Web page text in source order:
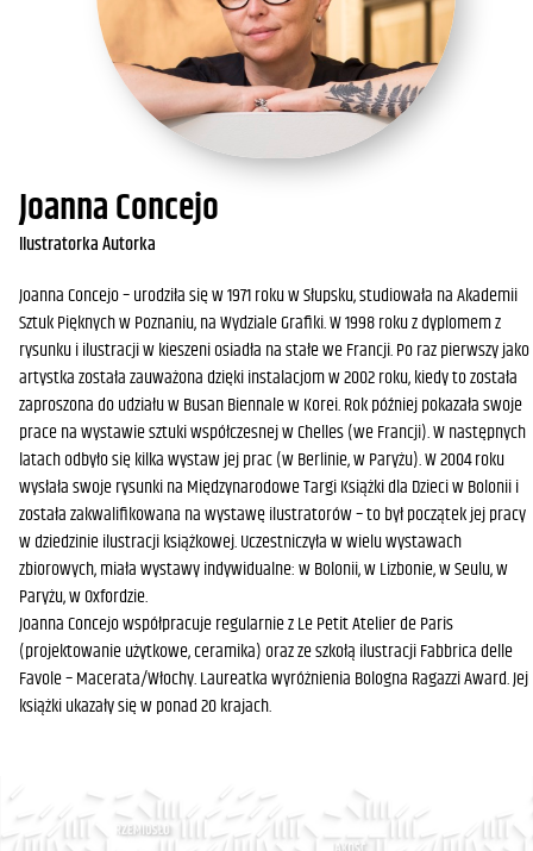
Joanna Concejo
Ilustratorka Autorka
Joanna Concejo – urodziła się w 1971 roku w Słupsku, studiowała na Akademii
Sztuk Pięknych w Poznaniu, na Wydziale Grafiki. W 1998 roku z dyplomem z
rysunku i ilustracji w kieszeni osiadła na stałe we Francji. Po raz pierwszy jako
artystka została zauważona dzięki instalacjom w 2002 roku, kiedy to została
zaproszona do udziału w Busan Biennale w Korei. Rok później pokazała swoje
prace na wystawie sztuki współczesnej w Chelles (we Francji). W następnych
latach odbyło się kilka wystaw jej prac (w Berlinie, w Paryżu). W 2004 roku
wysłała swoje rysunki na Międzynarodowe Targi Książki dla Dzieci w Bolonii i
została zakwalifikowana na wystawę ilustratorów – to był początek jej pracy
w dziedzinie ilustracji książkowej. Uczestniczyła w wielu wystawach
zbiorowych, miała wystawy indywidualne: w Bolonii, w Lizbonie, w Seulu, w
Paryżu, w Oxfordzie.
Joanna Concejo współpracuje regularnie z Le Petit Atelier de Paris
(projektowanie użytkowe, ceramika) oraz ze szkołą ilustracji Fabbrica delle
Favole – Macerata/Włochy. Laureatka wyróżnienia Bologna Ragazzi Award. Jej
książki ukazały się w ponad 20 krajach.